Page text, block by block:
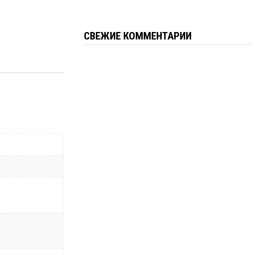
СВЕЖИЕ КОММЕНТАРИИ